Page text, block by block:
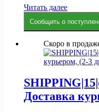
Читать далее
Сообщить о
Скоро в
Доставка